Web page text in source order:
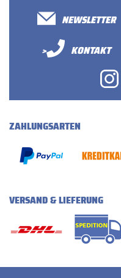
NEWSLETTER
>
KONTAKT
ZAHLUNGSARTEN
VERSAND & LIEFERUNG